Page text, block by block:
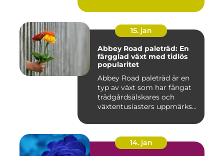
15. jan
Abbey Road paleträd: En
färgglad växt med tidlös
popularitet
Abbey Road paleträd är en
typ av växt som har fångat
trädgårdsälskares och
växtentusiasters uppmärks...
14. jan